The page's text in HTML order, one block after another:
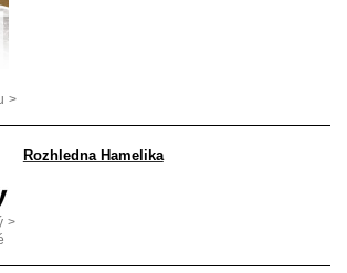
>
Rozhledna Hamelika
>